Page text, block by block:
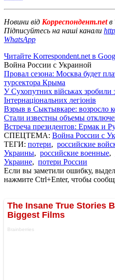
Новини від Корреспондент.netв
Підписуйтесь на наші канали
WhatsApp
Читайте Korrespondent.net в
Война России с Украиной
Провал сезона: Москва будет
турсектора Крыма
У Сухопутних військах зробили
Інтернаціональних легіонів
Взрыв в Сыктывкаре: возросло
Стали известны объемы
Встреча президентов: Ермак и
СПЕЦТЕМА: Война России с
ТЕГИ: потери, российские
Украины, российские военные,
Украине, потери России
Если вы заметили ошибку,
нажмите Ctrl+Enter, чтобы